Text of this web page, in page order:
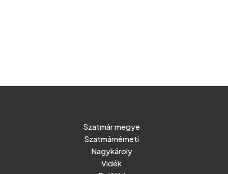
Szatmár megye
Szatmárnémeti
Nagykároly
Vidék